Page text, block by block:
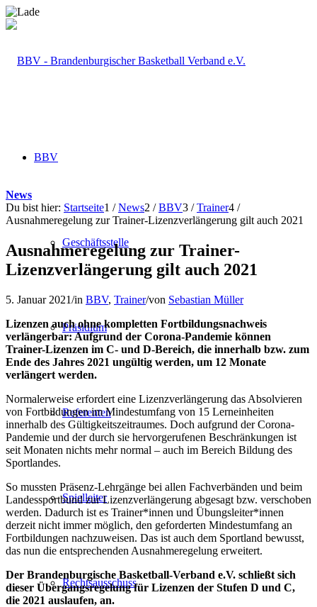
BBV
Geschäftsstelle
Präsidium
Referenten
Spielleiter
Rechtsausschuss
News
Du bist hier: Startseite1 / News2 / BBV3 / Trainer4 /
Ausnahmeregelung zur Trainer-Lizenzverlängerung gilt auch 2021
Ausnahmeregelung zur Trainer-
Lizenzverlängerung gilt auch 2021
5. Januar 2021/in BBV, Trainer/von Sebastian Müller
Lizenzen auch ohne kompletten Fortbildungsnachweis
verlängerbar: Aufgrund der Corona-Pandemie können
Trainer-Lizenzen im C- und D-Bereich, die innerhalb bzw. zum
Ende des Jahres 2021 ungültig werden, um 12 Monate
verlängert werden.
Normalerweise erfordert eine Lizenzverlängerung das Absolvieren
von Fortbildungen im Mindestumfang von 15 Lerneinheiten
innerhalb des Gültigkeitszeitraumes. Doch aufgrund der Corona-
Pandemie und der durch sie hervorgerufenen Beschränkungen ist
seit Monaten nichts mehr normal – auch im Bereich Bildung des
Sportlandes.
So mussten Präsenz-Lehrgänge bei allen Fachverbänden und beim
Landessportbund zur Lizenzverlängerung abgesagt bzw. verschoben
werden. Dadurch ist es Trainer*innen und Übungsleiter*innen
derzeit nicht immer möglich, den geforderten Mindestumfang an
Fortbildungen nachzuweisen. Das ist auch dem Sportland bewusst,
das nun die entsprechenden Ausnahmeregelung erweitert.
Der Brandenburgische Basketball-Verband e.V. schließt sich
dieser Übergangsregelung für Lizenzen der Stufen D und C,
die 2021 auslaufen, an.